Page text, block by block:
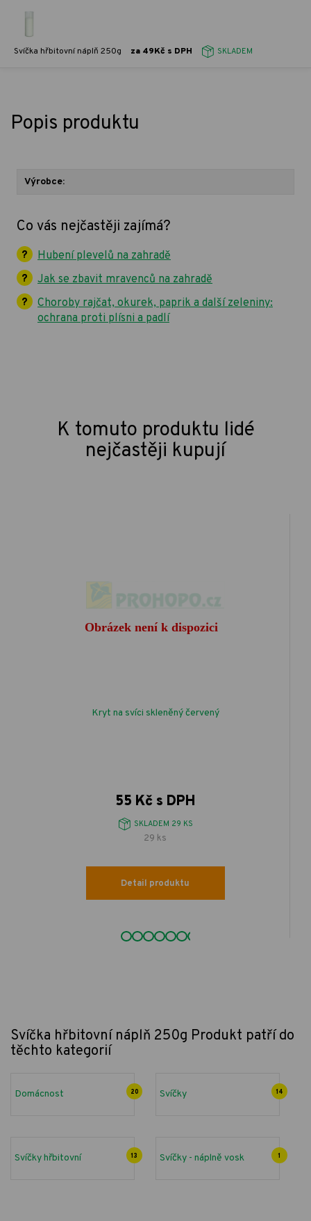
Svíčka hřbitovní náplň 250g za 49Kč s DPH SKLADEM
Popis produktu
Výrobce:
Co vás nejčastěji zajímá?
Hubení plevelů na zahradě
Jak se zbavit mravenců na zahradě
Choroby rajčat, okurek, paprik a další zeleniny:
ochrana proti plísni a padlí
K tomuto produktu lidé
nejčastěji kupují
Kryt na svíci skleněný červený
55 Kč s DPH
SKLADEM 29 KS
29 ks
Detail produktu
Svíčka hřbitovní náplň 250g Produkt patří do
těchto kategorií
Domácnost 20 Svíčky 14
Svíčky hřbitovní 13 Svíčky - náplně vosk 1